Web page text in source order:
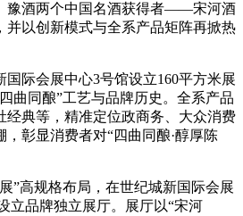
豫酒两个中国名酒获得者——宋河酒
并以创新模式与全系产品矩阵再掀热
际会展中心3号馆设立160平方米展
曲同酿”工艺与品牌历史。全系产品
经典等，精准定位政商务、大众消费
彰显消费者对“四曲同酿·醇厚陈
高规格布局，在世纪城新国际会展
立品牌独立展厅。展厅以“宋河